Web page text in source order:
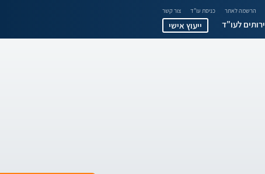
הרשמה לאתר כניסת עו"ד צור קשר
לעו"ד ייעוץ אישי